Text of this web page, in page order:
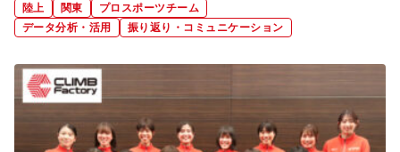
陸上 関東
プロスポーツチーム
データ分析・活用
振り返り・コミュニケーション